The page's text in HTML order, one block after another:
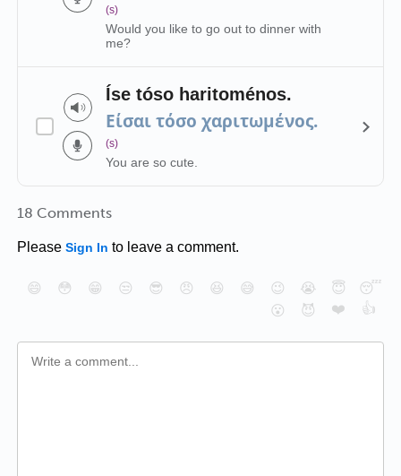
(s)
Would you like to go out to dinner with
me?
Íse tóso haritoménos.
Είσαι τόσο χαριτωμένος.
(s)
You are so cute.
18 Comments
Please Sign In to leave a comment.
😄 😳 😁 😒 😎 😠 😆 😅 😉 😭 😇
😴
😮
😈 ❤️ 👍